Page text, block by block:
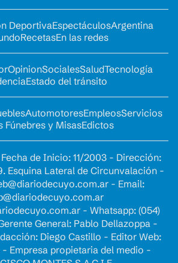
DeportivaEspectáculosArgentina
RecetasEn las redes
OpinionSocialesSaludTecnología
Estado del tránsito
AutomotoresEmpleosServicios
Fúnebres y MisasEdictos
de Inicio: 11/2003 - Dirección:
Esquina Lateral de Circunvalación -
- Email:
- Whatsapp: (054)
General: Pablo Dellazoppa -
Diego Castillo - Editor Web:
Empresa propietaria del medio -